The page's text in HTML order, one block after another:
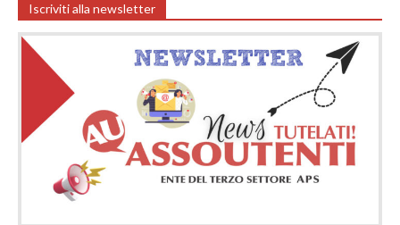
Iscriviti alla newsletter